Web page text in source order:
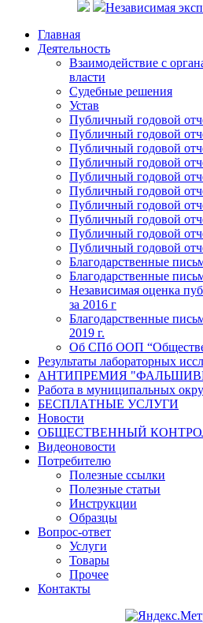
Независимая
Главная
Деятельность
Взаимодействие с
власти
Судебные решения
Устав
Публичный годовой
Публичный годовой
Публичный годовой
Публичный годовой
Публичный годовой
Публичный годовой
Публичный годовой
Публичный годовой
Публичный годовой
Публичный годовой
Благодарственные
Благодарственные
Независимая оценка
за 2016 г
Благодарственные
2019 г.
Об СПб ООП
Результаты лабораторных
АНТИПРЕМИЯ
Работа в муниципальных
БЕСПЛАТНЫЕ УСЛУГИ
Новости
ОБЩЕСТВЕННЫЙ
Видеоновости
Потребителю
Полезные ссылки
Полезные статьи
Инструкции
Образцы
Вопрос-ответ
Услуги
Товары
Прочее
Контакты